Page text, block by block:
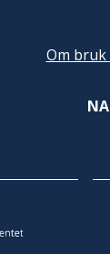
Om